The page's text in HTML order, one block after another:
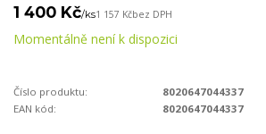
1 400 Kč/ks1 157 Kčbez DPH
Momentálně není k dispozici
Číslo produktu:
8020647044337
EAN kód:
8020647044337